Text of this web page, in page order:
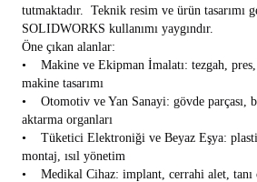
tutmaktadır. Teknik resim ve ürün tasarımı
SOLIDWORKS kullanımı yaygındır.
Öne çıkan alanlar:
• Makine ve Ekipman İmalatı: tezgah,
makine tasarımı
• Otomotiv ve Yan Sanayi: gövde parçası,
aktarma organları
• Tüketici Elektroniği ve Beyaz Eşya:
montaj, ısıl yönetim
• Medikal Cihaz: implant, cerrahi alet, tanı